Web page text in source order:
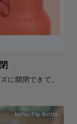
に開閉できて、